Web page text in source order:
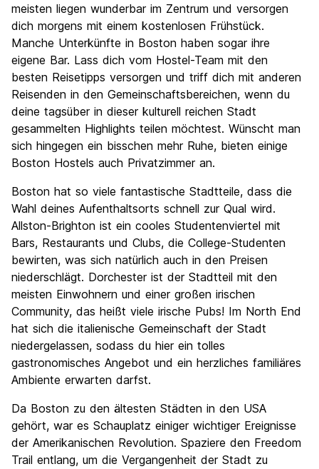
meisten liegen wunderbar im Zentrum und versorgen
dich morgens mit einem kostenlosen Frühstück.
Manche Unterkünfte in Boston haben sogar ihre
eigene Bar. Lass dich vom Hostel-Team mit den
besten Reisetipps versorgen und triff dich mit anderen
Reisenden in den Gemeinschaftsbereichen, wenn du
deine tagsüber in dieser kulturell reichen Stadt
gesammelten Highlights teilen möchtest. Wünscht man
sich hingegen ein bisschen mehr Ruhe, bieten einige
Boston Hostels auch Privatzimmer an.
Boston hat so viele fantastische Stadtteile, dass die
Wahl deines Aufenthaltsorts schnell zur Qual wird.
Allston-Brighton ist ein cooles Studentenviertel mit
Bars, Restaurants und Clubs, die College-Studenten
bewirten, was sich natürlich auch in den Preisen
niederschlägt. Dorchester ist der Stadtteil mit den
meisten Einwohnern und einer großen irischen
Community, das heißt viele irische Pubs! Im North End
hat sich die italienische Gemeinschaft der Stadt
niedergelassen, sodass du hier ein tolles
gastronomisches Angebot und ein herzliches familiäres
Ambiente erwarten darfst.
Da Boston zu den ältesten Städten in den USA
gehört, war es Schauplatz einiger wichtiger Ereignisse
der Amerikanischen Revolution. Spaziere den Freedom
Trail entlang, um die Vergangenheit der Stadt zu